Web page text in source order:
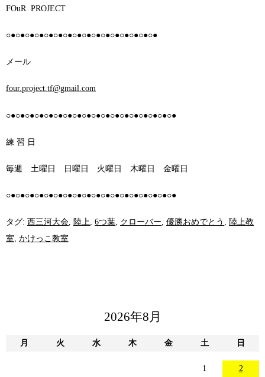
FOuR PROJECT
○●○●○●○●○●○●○●○●○●○●○●○●○●○●○●○●
メール
four.project.tf@gmail.com
○●○●○●○●○●○●○●○●○●○●○●○●○●○●○●○●○●○●
練 習 日
毎週 土曜日 日曜日 火曜日 木曜日 金曜日
○●○●○●○●○●○●○●○●○●○●○●○●○●○●○●○●○●○●
タグ: 西三河大会 陸上 6つ葉 クローバー 優勝おめでとう
陸上教
室 かけっこ教室
2026年8月
月 火 水 木 金 土 日
1 2